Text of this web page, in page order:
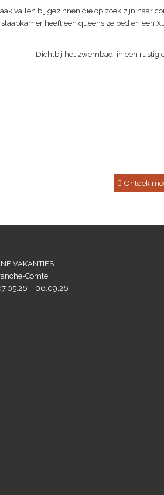
vallen bij gezinnen die op zoek zijn naar
heeft een queensize bed en een
Dichtbij het zwembad, in een rustig
Ontdek
VAKANTIES
Comté
– 06.09.26